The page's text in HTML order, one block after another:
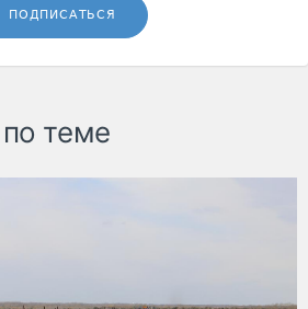
ПОДПИСАТЬСЯ
теме